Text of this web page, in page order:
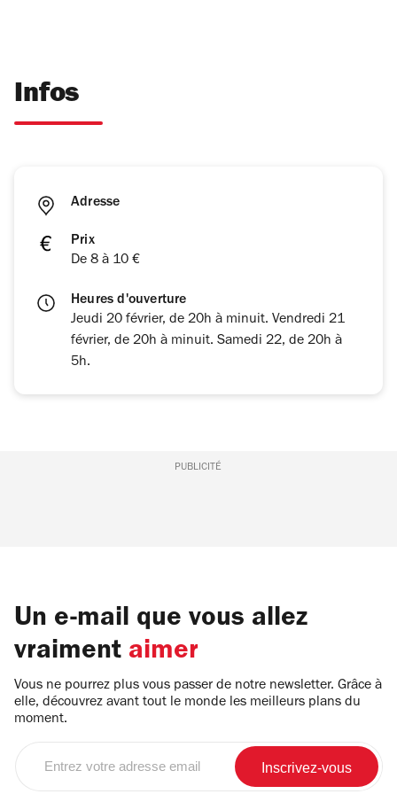
Infos
Adresse
Prix
De 8 à 10 €
Heures d'ouverture
Jeudi 20 février, de 20h à minuit. Vendredi 21
février, de 20h à minuit. Samedi 22, de 20h à
5h.
PUBLICITÉ
Un e-mail que vous allez
vraiment aimer
Vous ne pourrez plus vous passer de notre newsletter. Grâce à
elle, découvrez avant tout le monde les meilleurs plans du
moment.